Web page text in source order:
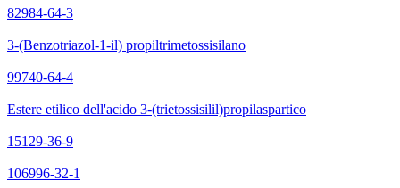
82984-64-3
3-(Benzotriazol-1-il) propiltrimetossisilano
99740-64-4
Estere etilico dell'acido 3-(trietossisilil)propilaspartico
15129-36-9
106996-32-1